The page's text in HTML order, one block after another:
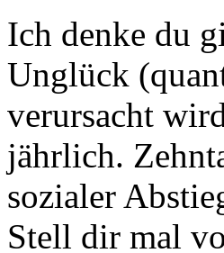
Ich denke du
Unglück
verursacht
jährlich.
sozialer
Stell dir mal